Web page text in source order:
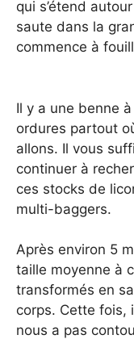
qui s’étend
saute dans la
commence à
Il y a une benne à
ordures partout
allons. Il vous
continuer à
ces stocks de
multi-baggers.
Après environ 5
taille moyenne à
transformés en
corps. Cette fois,
nous a pas